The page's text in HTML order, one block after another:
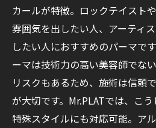
カールが特徴。ロックテイスト
雰囲気を出したい人、アーティ
したい人におすすめのパーマで
ーマは技術力の高い美容師でな
リスクもあるため、施術は信頼
が大切です。Mr.PLATでは、こ
特殊スタイルにも対応可能。ア